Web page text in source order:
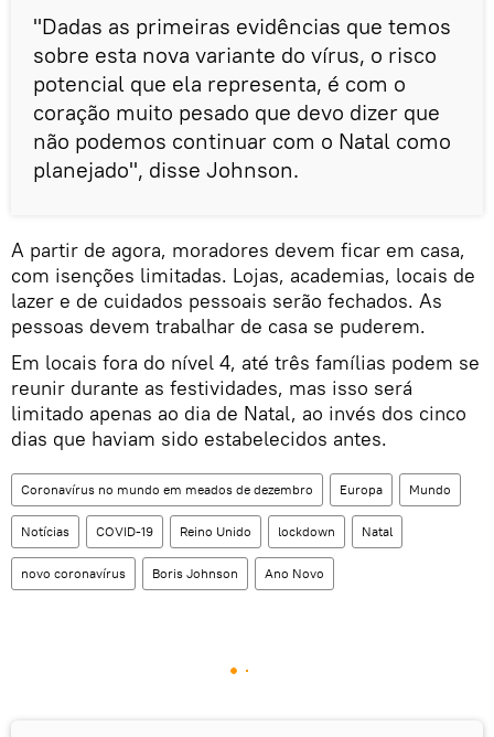
"Dadas as primeiras evidências que temos
sobre esta nova variante do vírus, o risco
potencial que ela representa, é com o
coração muito pesado que devo dizer que
não podemos continuar com o Natal como
planejado", disse Johnson.
A partir de agora, moradores devem ficar em casa,
com isenções limitadas. Lojas, academias, locais de
lazer e de cuidados pessoais serão fechados. As
pessoas devem trabalhar de casa se puderem.
Em locais fora do nível 4, até três famílias podem se
reunir durante as festividades, mas isso será
limitado apenas ao dia de Natal, ao invés dos cinco
dias que haviam sido estabelecidos antes.
Coronavírus no mundo em meados de dezembro Europa Mundo
Notícias COVID-19 Reino Unido lockdown Natal
novo coronavírus Boris Johnson Ano Novo